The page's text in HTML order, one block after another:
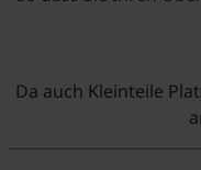
Da auch Kleinteile